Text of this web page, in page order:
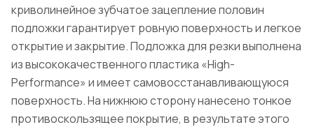
криволинейное зубчатое зацепление половин
подложки гарантирует ровную поверхность и легкое
открытие и закрытие. Подложка для резки выполнена
из высококачественного пластика «Нigh-
Рerformance» и имеет самовосстанавливающуюся
поверхность. На нижнюю сторону нанесено тонкое
противоскользящее покрытие, в результате этого